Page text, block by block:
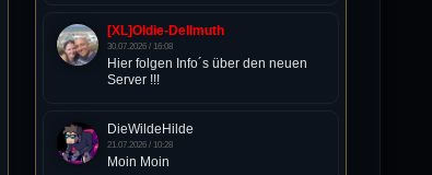
[XL]Oldie-Dellmuth
30.07.2026 / 16:08
Hier folgen Info´s über den neuen
Server !!!
DieWildeHilde
21.07.2026 / 10:28
Moin Moin